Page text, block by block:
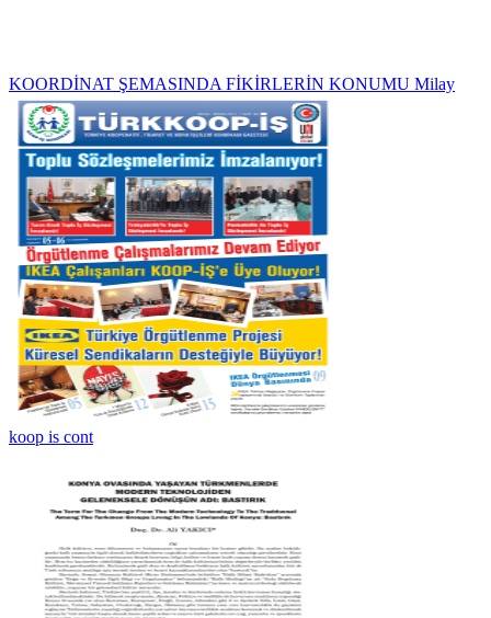
KOORDİNAT ŞEMASINDA FİKİRLERİN KONUMU Milay
koop is cont